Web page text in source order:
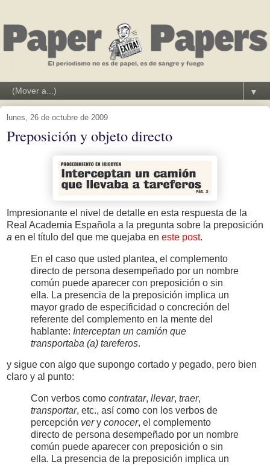
▼
lunes, 26 de octubre de 2009
Preposición y objeto directo
Impresionante el nivel de detalle en esta respuesta de la
Real Academia Española a la pregunta sobre la preposición
a en el título del que me quejaba en este post.
En el caso que usted plantea, el complemento
directo de persona desempeñado por un nombre
común puede aparecer con preposición o sin
ella. La presencia de la preposición implica un
mayor grado de especificidad o concreción del
referente del complemento en la mente del
hablante: Interceptan un camión que
transportaba (a) tareferos.
y sigue con algo que supongo cortado y pegado, pero bien
claro y al punto:
Con verbos como contratar, llevar, traer,
transportar, etc., así como con los verbos de
percepción very conocer, el complemento
directo de persona desempeñado por un nombre
común puede aparecer con preposición o sin
ella. La presencia de la preposición implica un